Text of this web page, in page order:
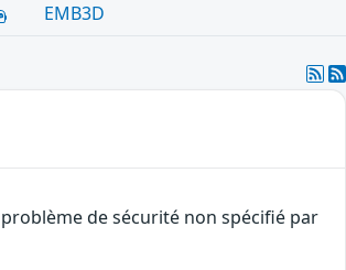
EMB3D
de sécurité non spécifié par